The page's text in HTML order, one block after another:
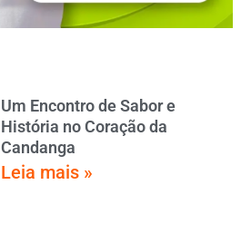
Um Encontro de Sabor e
História no Coração da
Candanga
Leia mais »